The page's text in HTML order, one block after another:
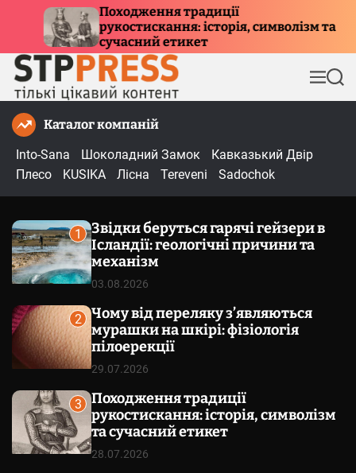
символізм та
Куди летять птахи
причини міграції та
М
е
П
о
Каталог компаній
Into-Sana
Шоколадний Замок
Кавказький Двір
Плесо
KUSIKA Лісна Tereveni Sadochok
1
Звідки беруться гарячі гейзери в
Ісландії: геологічні причини та
механізм
03.08.2026
2
Чому від переляку з’являються
мурашки на шкірі: фізіологія
пілоерекції
29.07.2026
3
Походження традиції
рукостискання: історія, символізм
та сучасний етикет
28.07.2026